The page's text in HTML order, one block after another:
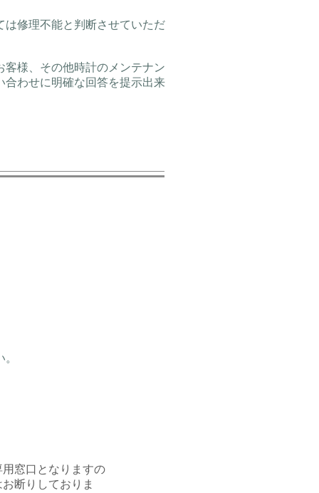
修理不能と判断させていただ
様、その他時計のメンテナン
合わせに明確な回答を提示出来
窓口となりますの
断りしておりま